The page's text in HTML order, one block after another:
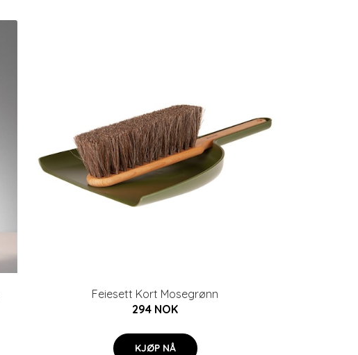
Feiesett Kort Mosegrønn
294 NOK
KJØP NÅ